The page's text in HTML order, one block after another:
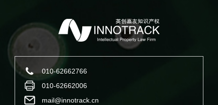
010-62662766
010-62662006
mail@innotrack.cn